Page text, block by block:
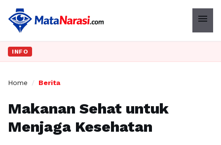
menu
INFO
Home / Berita
Makanan Sehat untuk
Menjaga Kesehatan